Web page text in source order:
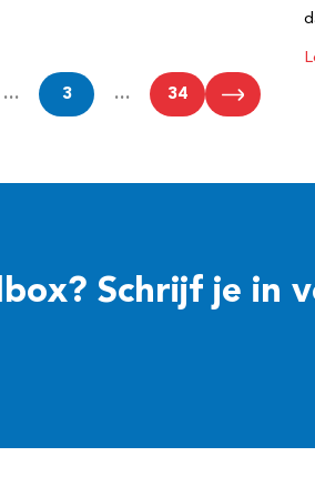
… 3 … 34
Schrijf je in